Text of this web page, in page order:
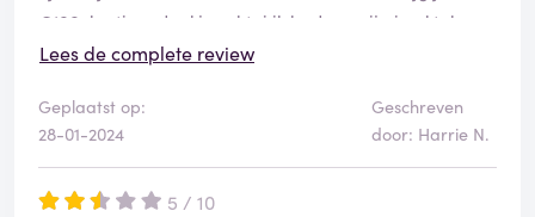
€100. korting, dankjewel tui ik had op mijn in oktober
geboekte reis €300. vroegboek korting dus die wordt
boek ben ik in totaal €650,- duurder uit, DANKJEWEL
TUI voor jullie genereuze aanbod. waar wij dus maar
geen gebruik van gaan maken.
Lees de complete review
Geplaatst op:
28-01-2024
Geschreven
door: Harrie N.
5 / 10